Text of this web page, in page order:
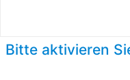
Bitte aktivieren